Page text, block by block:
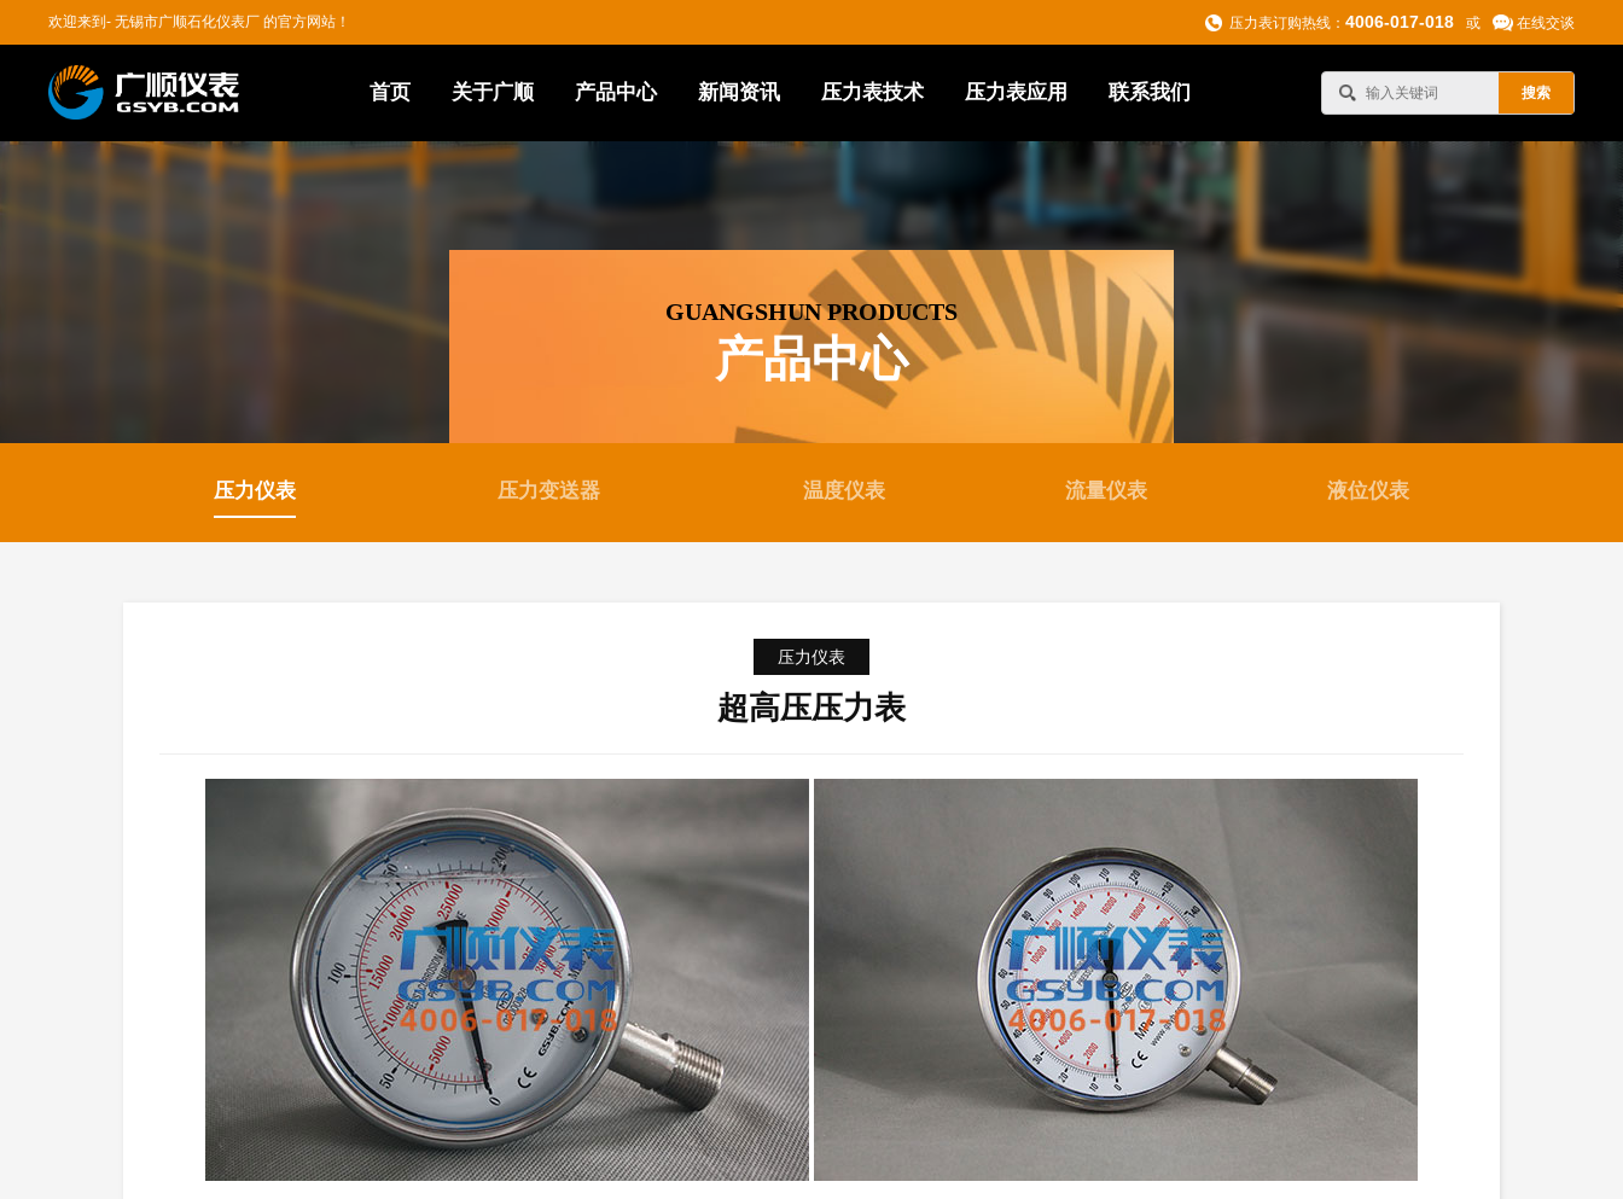
欢迎来到- 无锡市广顺石化仪表厂 的官方网站！ 压力表订购热线： 4006-017-018 或 在线交谈
首页 关于广顺 产品中心 新闻资讯 压力表技术 压力表应用 联系我们
GUANGSHUN PRODUCTS
产品中心
压力仪表 压力变送器 温度仪表 流量仪表 液位仪表
压力仪表
超高压压力表